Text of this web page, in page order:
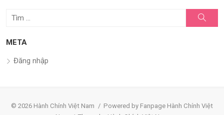
Tìm
quả
kiếm
META
Đăng nhập
© 2026 Hành Chính Việt Nam / Powered by Fanpage Hành Chính Việt